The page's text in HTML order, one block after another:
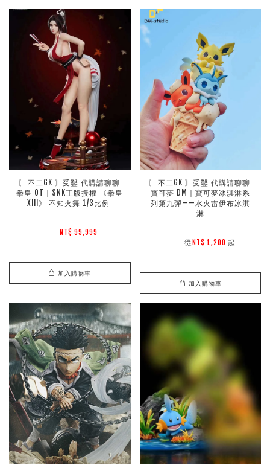
〘 不二GK 〙受鑿 代購請聊聊
拳皇 OT｜SNK正版授權 《拳皇
XIII》 不知火舞 1/3比例
NT$ 99,999
加入購物車
〘 不二GK 〙受鑿 代購請聊聊
寶可夢 DM｜寶可夢冰淇淋系
列第九彈——水火雷伊布冰淇
淋
        從
NT$ 1,200 起
加入購物車